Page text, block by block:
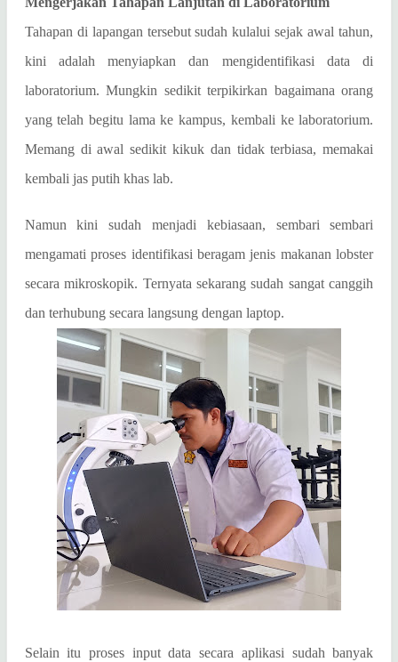
Tahapan di lapangan tersebut sudah kulalui sejak awal tahun,
kini adalah menyiapkan dan mengidentifikasi data di
laboratorium. Mungkin sedikit terpikirkan bagaimana orang
yang telah begitu lama ke kampus, kembali ke laboratorium.
Memang di awal sedikit kikuk dan tidak terbiasa, memakai
kembali jas putih khas lab.
Namun kini sudah menjadi kebiasaan, sembari sembari
mengamati proses identifikasi beragam jenis makanan lobster
secara mikroskopik. Ternyata sekarang sudah sangat canggih
dan terhubung secara langsung dengan laptop.
Selain itu proses input data secara aplikasi sudah banyak